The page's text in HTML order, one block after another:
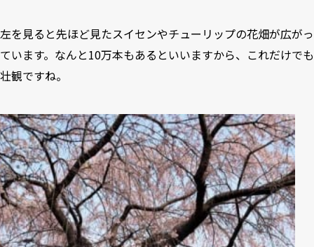
左を見ると先ほど見たスイセンやチューリップの花畑が広がっ
ています。なんと10万本もあるといいますから、これだけでも
壮観ですね。